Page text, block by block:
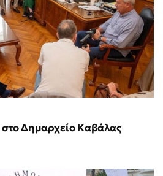
Δημαρχείο Καβάλας